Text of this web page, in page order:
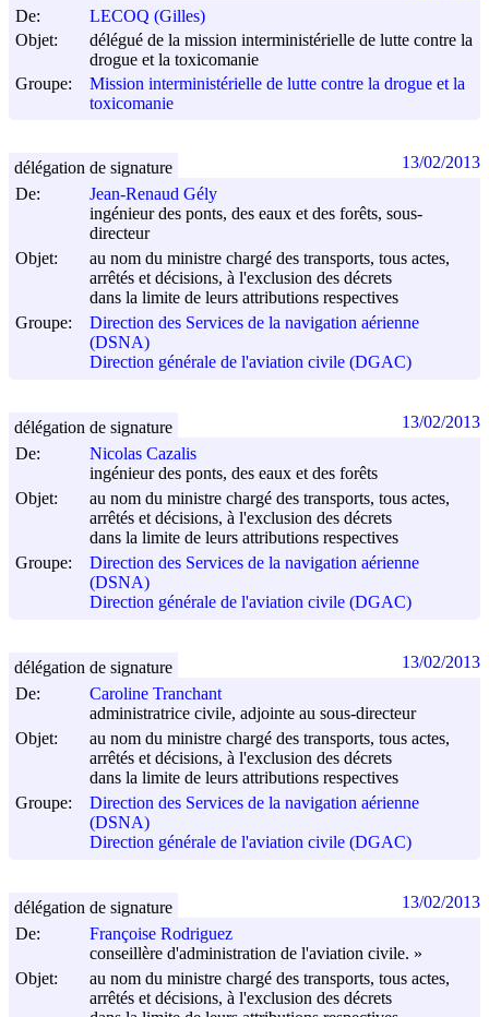
De:
LECOQ (Gilles)
Objet:
délégué de la mission interministérielle de lutte contre la
drogue et la toxicomanie
Groupe:
Mission interministérielle de lutte contre la drogue et la
toxicomanie
De:
Jean-Renaud Gély
ingénieur des ponts, des eaux et des forêts, sous-
directeur
Objet:
au nom du ministre chargé des transports, tous actes,
arrêtés et décisions, à l'exclusion des décrets
dans la limite de leurs attributions respectives
Groupe:
Direction des Services de la navigation aérienne
(DSNA)
Direction générale de l'aviation civile (DGAC)
délégation de signature 13/02/2013
De:
Nicolas Cazalis
ingénieur des ponts, des eaux et des forêts
Objet:
au nom du ministre chargé des transports, tous actes,
arrêtés et décisions, à l'exclusion des décrets
dans la limite de leurs attributions respectives
Groupe:
Direction des Services de la navigation aérienne
(DSNA)
Direction générale de l'aviation civile (DGAC)
délégation de signature 13/02/2013
De:
Caroline Tranchant
administratrice civile, adjointe au sous-directeur
Objet:
au nom du ministre chargé des transports, tous actes,
arrêtés et décisions, à l'exclusion des décrets
dans la limite de leurs attributions respectives
Groupe:
Direction des Services de la navigation aérienne
(DSNA)
Direction générale de l'aviation civile (DGAC)
délégation de signature 13/02/2013
De:
Françoise Rodriguez
conseillère d'administration de l'aviation civile. »
Objet:
au nom du ministre chargé des transports, tous actes,
arrêtés et décisions, à l'exclusion des décrets
délégation de signature 13/02/2013